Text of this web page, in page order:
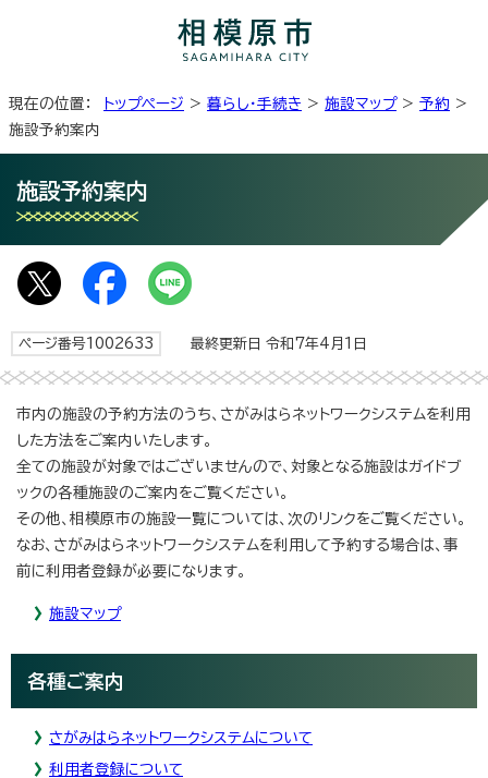
現在の位置： トップページ > 暮らし・手続き > 施設マップ> 予約 >
施設予約案内
施設予約案内
ページ番号1002633 最終更新日 令和7年4月1日
市内の施設の予約方法のうち、さがみはらネットワークシステムを利用
した方法をご案内いたします。
全ての施設が対象ではございませんので、対象となる施設はガイドブ
ックの各種施設のご案内をご覧ください。
その他、相模原市の施設一覧については、次のリンクをご覧ください。
なお、さがみはらネットワークシステムを利用して予約する場合は、事
前に利用者登録が必要になります。
施設マップ
各種ご案内
さがみはらネットワークシステムについて
利用者登録について